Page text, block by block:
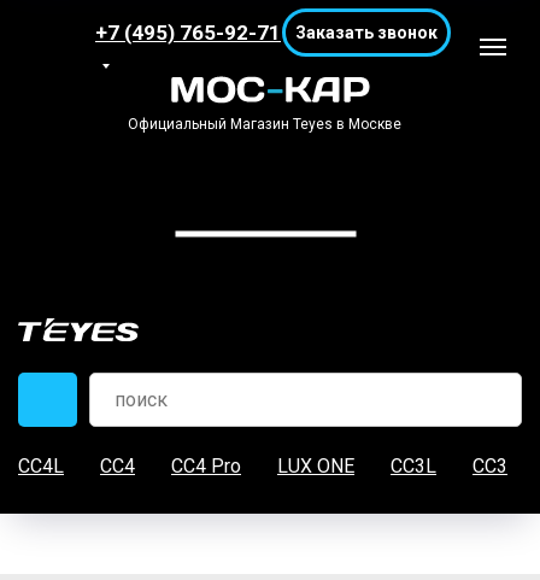
Официальный Магазин Teyes в Москве
+7 (495) 765-92-71 Заказать звонок
CC4L CC4 CC4 Pro LUX ONE CC3L CC3